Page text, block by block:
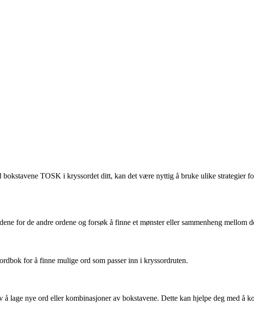
TOSK i kryssordet ditt, kan det være nyttig å bruke ulike strategier
for de andre ordene og forsøk å finne et mønster eller sammenheng mellom
for å finne mulige ord som passer inn i kryssordruten.
lage nye ord eller kombinasjoner av bokstavene. Dette kan hjelpe deg med å